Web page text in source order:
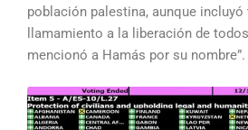
población palestina, aunque incluyó
llamamiento a la liberación de
mencionó a Hamás por su nombre”.